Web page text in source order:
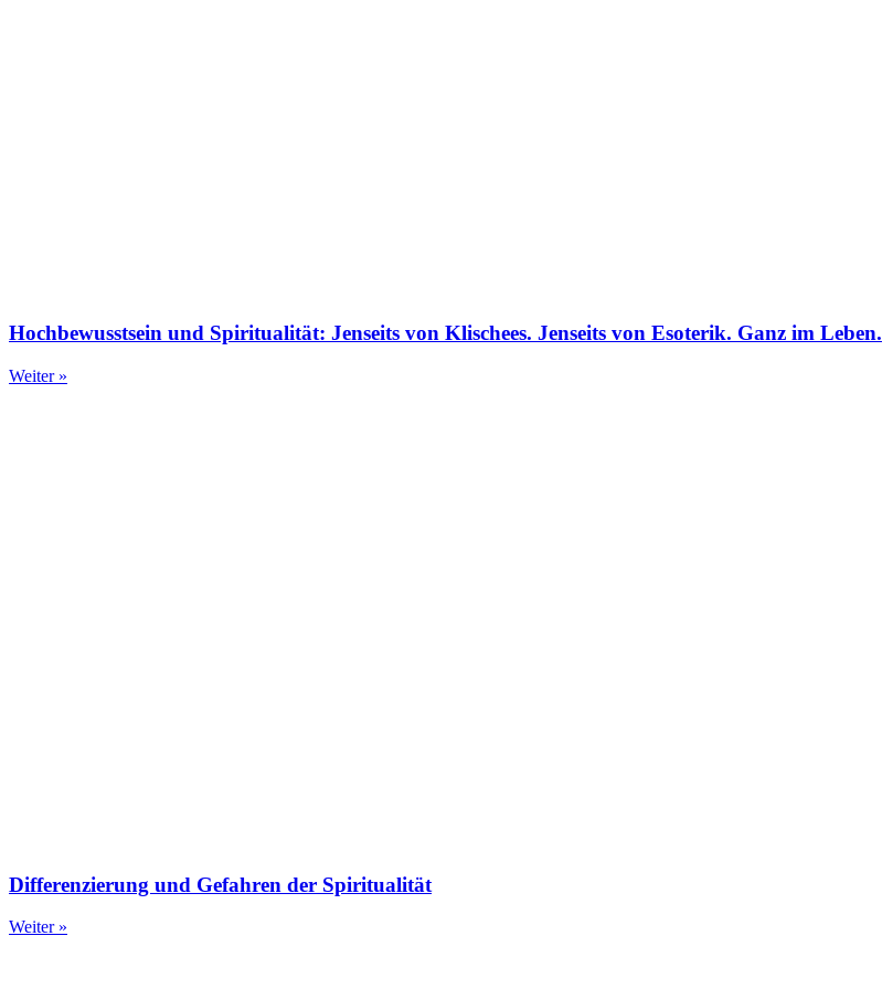
Hochbewusstsein und Spiritualität: Jenseits von Klischees. Jenseits von Esoterik. Ganz im Leben.
Weiter »
Differenzierung und Gefahren der Spiritualität
Weiter »